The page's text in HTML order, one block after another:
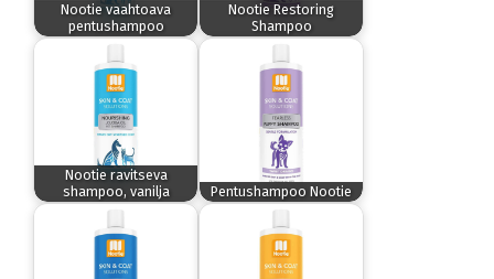
Nootie vaahtoava
pentushampoo
Nootie Restoring
Shampoo
Nootie ravitseva
shampoo, vanilja
Pentushampoo Nootie